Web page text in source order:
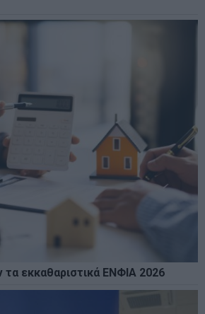
εκκαθαριστικά ΕΝΦΙΑ 2026